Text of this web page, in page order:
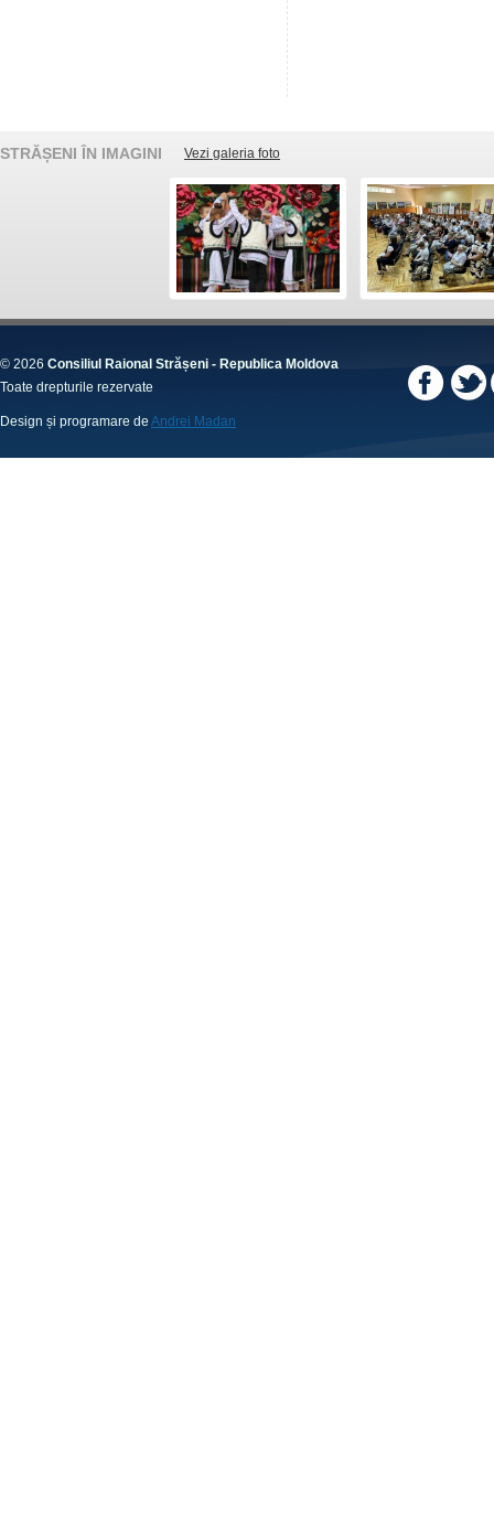
STRĂȘENI ÎN IMAGINI Vezi galeria foto
© 2026 Consiliul Raional Strășeni - Republica Moldova
Toate drepturile rezervate
Design și programare de Andrei Madan